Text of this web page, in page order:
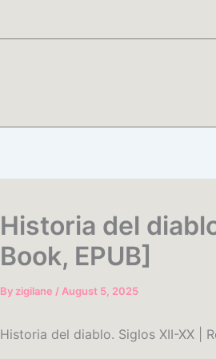
Historia del
Book, EPUB]
By zigilane / August 5, 2025
Historia del diablo. Siglos XII-XX |